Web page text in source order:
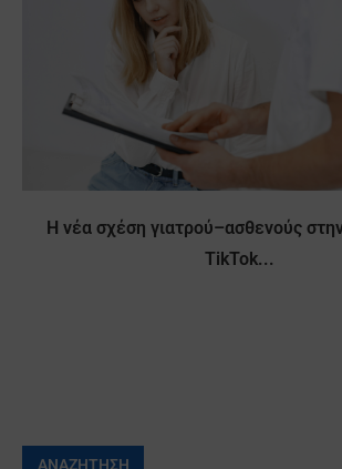
Η νέα σχέση γιατρού–ασθενούς
TikTok...
ΑΝΑΖΉΤΗΣΗ